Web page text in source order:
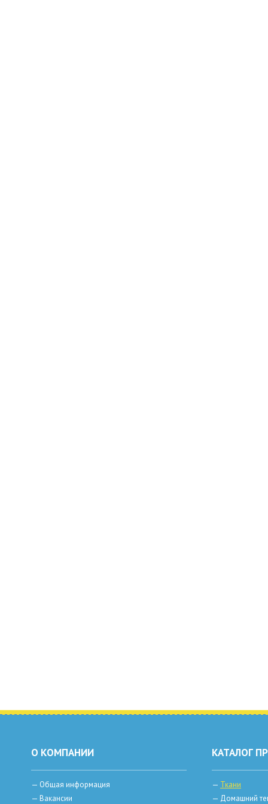
О КОМПАНИИ
— Общая информация
— Вакансии
КАТАЛОГ
— Ткани
— Домашний